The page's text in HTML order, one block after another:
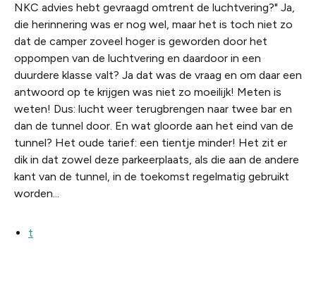
NKC advies hebt gevraagd omtrent de luchtvering?" Ja,
die herinnering was er nog wel, maar het is toch niet zo
dat de camper zoveel hoger is geworden door het
oppompen van de luchtvering en daardoor in een
duurdere klasse valt? Ja dat was de vraag en om daar een
antwoord op te krijgen was niet zo moeilijk! Meten is
weten! Dus: lucht weer terugbrengen naar twee bar en
dan de tunnel door. En wat gloorde aan het eind van de
tunnel? Het oude tarief: een tientje minder! Het zit er
dik in dat zowel deze parkeerplaats, als die aan de andere
kant van de tunnel, in de toekomst regelmatig gebruikt
worden...
t